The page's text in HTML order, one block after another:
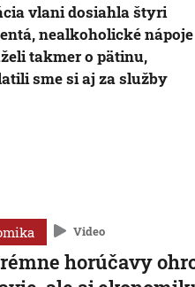
vlani dosiahla štyri
nealkoholické nápoje
takmer o pätinu,
sme si aj za služby
Video
horúčavy